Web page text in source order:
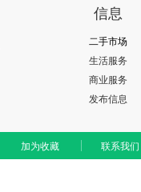
信息
二手市场
生活服务
商业服务
发布信息
加为收藏 联系我们